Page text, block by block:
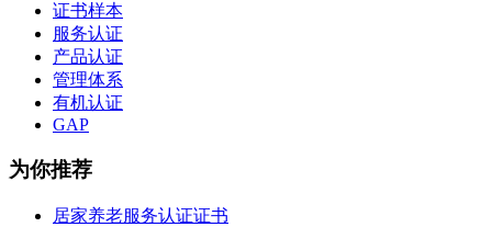
证书样本
服务认证
产品认证
管理体系
有机认证
GAP
为你推荐
居家养老服务认证证书